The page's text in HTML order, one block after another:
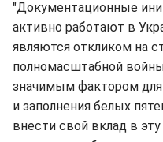
"Документационные
активно работают в
являются откликом на
полномасштабной
значимым фактором для
и заполнения белых
внести свой вклад в